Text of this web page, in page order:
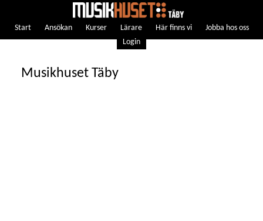
Start Ansökan Kurser Lärare Här finns vi
Jobba hos oss
Login
Musikhuset Täby